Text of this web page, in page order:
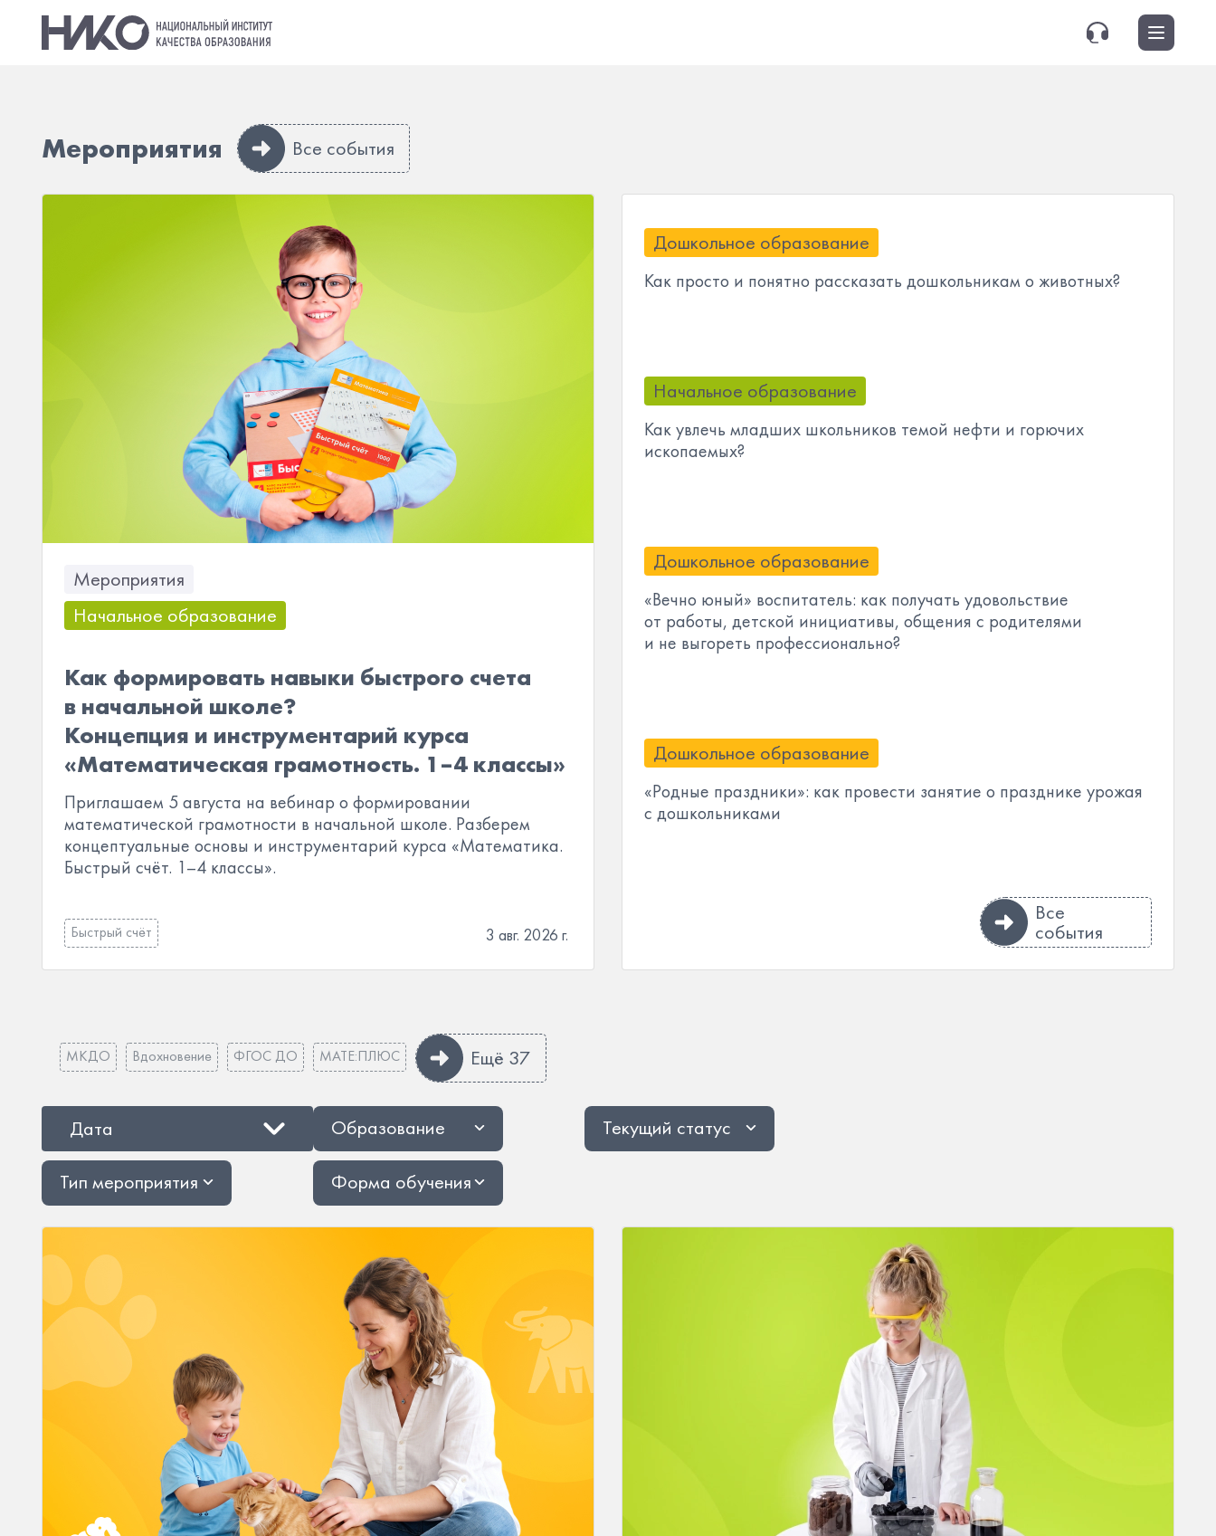
Мероприятия Все события
Мероприятия
Начальное образование
Как формировать навыки быстрого счета
в начальной школе?
Концепция и инструментарий курса
«Математическая грамотность. 1–4 классы»
Приглашаем 5 августа на вебинар о формировании
математической грамотности в начальной школе. Разберем
концептуальные основы и инструментарий курса «Математика.
Быстрый счёт. 1–4 классы».
Быстрый счёт 3 авг. 2026 г.
Дошкольное образование
Как просто и понятно рассказать дошкольникам о животных?
Начальное образование
Как увлечь младших школьников темой нефти и горючих
ископаемых?
Дошкольное образование
«Вечно юный» воспитатель: как получать удовольствие
от работы, детской инициативы, общения с родителями
и не выгореть профессионально?
Дошкольное образование
«Родные праздники»: как провести занятие о празднике урожая
с дошкольниками
Все
события
МКДО Вдохновение ФГОС ДО МАТЕ:ПЛЮС Ещё 37
Дата Образование Текущий статус
Тип мероприятия Форма обучения